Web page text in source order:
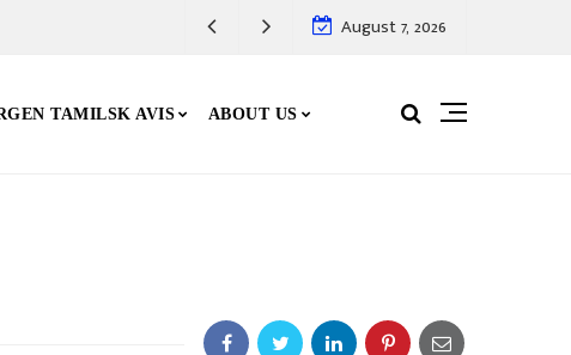
August 7, 2026
TAMILSK AVIS ABOUT US